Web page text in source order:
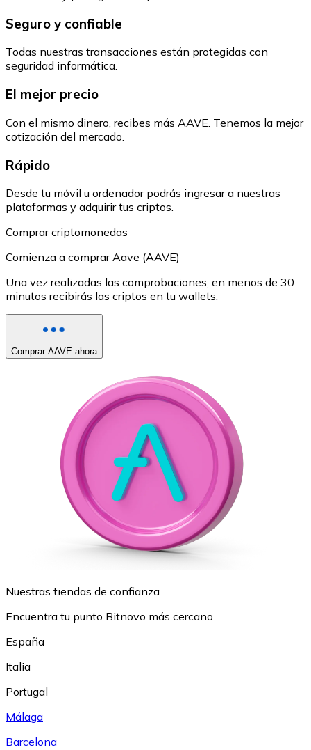
Seguro y confiable
Todas nuestras transacciones están protegidas con
seguridad informática.
El mejor precio
Con el mismo dinero, recibes más AAVE. Tenemos la mejor
cotización del mercado.
Rápido
Desde tu móvil u ordenador podrás ingresar a nuestras
plataformas y adquirir tus criptos.
Comprar criptomonedas
Comienza a comprar Aave (AAVE)
Una vez realizadas las comprobaciones, en menos de 30
minutos recibirás las criptos en tu wallets.
Comprar AAVE ahora
Nuestras tiendas de confianza
Encuentra tu punto Bitnovo más cercano
España
Italia
Portugal
Málaga
Barcelona